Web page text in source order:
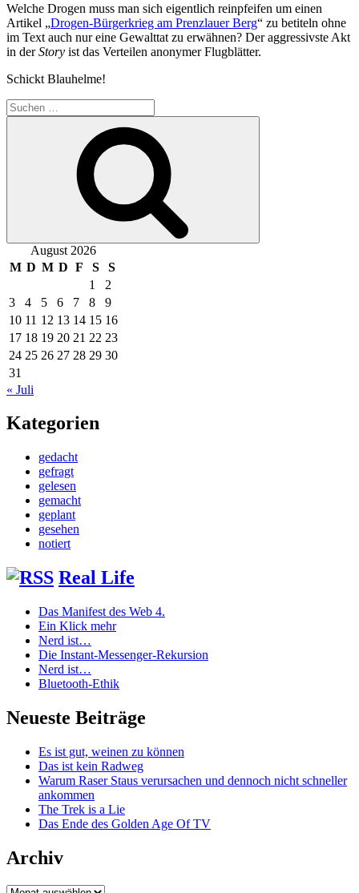
Welche Drogen muss man sich eigentlich reinpfeifen um einen
Artikel „Drogen-Bürgerkrieg am Prenzlauer Berg“ zu betiteln ohne
im Text auch nur eine Gewalttat zu erwähnen? Der aggressivste Akt
in derStory ist das Verteilen anonymer Flugblätter.
Schickt Blauhelme!
Suchen
nach:
August 2026
M D M D F S
S
1
2
3
4 5 6 7 8
9
10 11 12 13 14 15 16
17 18 19 20 21 22 23
24 25 26 27 28 29 30
31
« Juli
Kategorien
gedacht
gefragt
gelesen
gemacht
geplant
gesehen
notiert
Real Life
Das Manifest des Web 4.
Ein Klick mehr
Nerd ist…
Die Instant-Messenger-Rekursion
Nerd ist…
Bluetooth-Ethik
Neueste Beiträge
Es ist gut, weinen zu können
Das ist kein Radweg
Warum Raser Staus verursachen und dennoch nicht schneller
ankommen
The Trek is a Lie
Das Ende des Golden Age Of TV
Archiv